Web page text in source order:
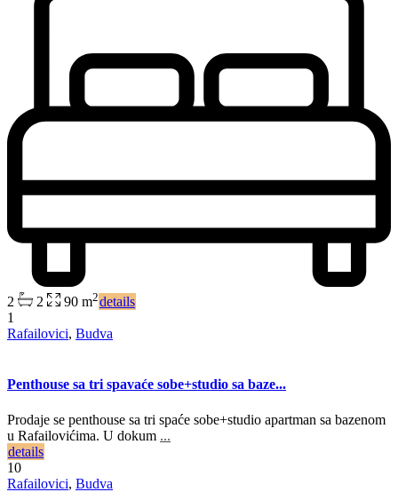
2 2 90 m2details
1
Rafailovici, Budva
Penthouse sa tri spavaće sobe+studio sa baze...
Prodaje se penthouse sa tri spaće sobe+studio apartman sa bazenom
u Rafailovićima. U dokum ...
details
10
Rafailovici, Budva